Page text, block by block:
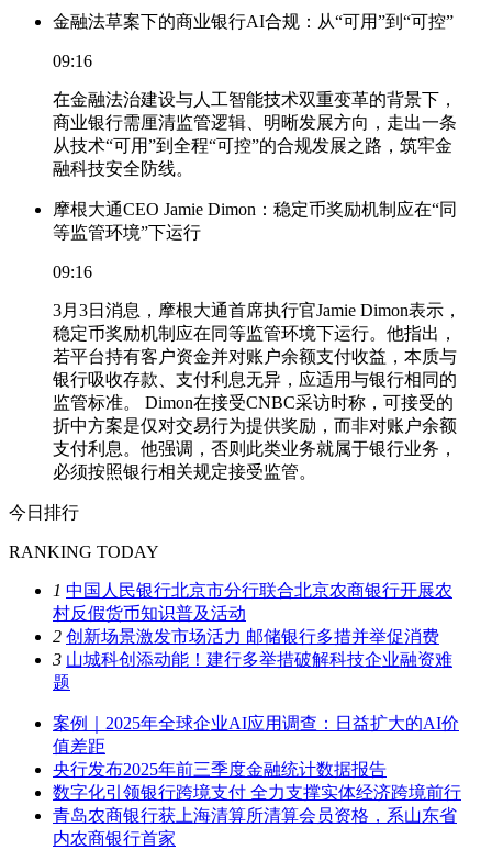
金融法草案下的商业银行AI合规：从“可用”到“可控”
09:16
在金融法治建设与人工智能技术双重变革的背景下，
商业银行需厘清监管逻辑、明晰发展方向，走出一条
从技术“可用”到全程“可控”的合规发展之路，筑牢金
融科技安全防线。
摩根大通CEO Jamie Dimon：稳定币奖励机制应在“同
等监管环境”下运行
09:16
3月3日消息，摩根大通首席执行官Jamie Dimon表示，
稳定币奖励机制应在同等监管环境下运行。他指出，
若平台持有客户资金并对账户余额支付收益，本质与
银行吸收存款、支付利息无异，应适用与银行相同的
监管标准。 Dimon在接受CNBC采访时称，可接受的
折中方案是仅对交易行为提供奖励，而非对账户余额
支付利息。他强调，否则此类业务就属于银行业务，
必须按照银行相关规定接受监管。
今日排行
RANKING TODAY
1 中国人民银行北京市分行联合北京农商银行开展农
村反假货币知识普及活动
2 创新场景激发市场活力 邮储银行多措并举促消费
3 山城科创添动能！建行多举措破解科技企业融资难
题
案例｜2025年全球企业AI应用调查：日益扩大的AI价
值差距
央行发布2025年前三季度金融统计数据报告
数字化引领银行跨境支付 全力支撑实体经济跨境前行
青岛农商银行获上海清算所清算会员资格，系山东省
内农商银行首家